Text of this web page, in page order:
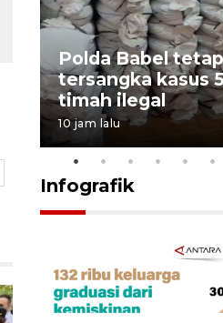
Polda Babel
tersangka kasus
timah ilegal
10 jam lalu
Infografik